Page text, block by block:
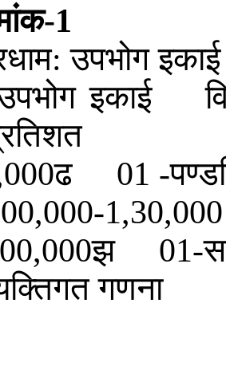
-1
:उपभोग इकाई
इकाई
ढ 01 -
झ01-
गणना